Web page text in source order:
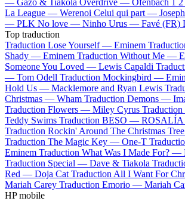
La League — Werenoi Celui qui part —
— PLK No love — Ninho Urus — Favé (FR)
Top traduction
Traduction Lose Yourself — Eminem
Shady — Eminem Traduction Without Me —
Someone You Loved — Lewis Capaldi
— Tom Odell Traduction Mockingbird —
Hold Us — Macklemore and Ryan Lewis
Christmas — Wham Traduction Demons —
Traduction Flowers — Miley Cyrus
Teddy Swims Traduction BESO — ROSALÍA
Traduction Rockin' Around The Christmas
Traduction The Magic Key — One-T
Eminem Traduction What Was I Made For? —
Traduction Special — Dave & Tiakola
Red — Doja Cat Traduction All I Want For
Mariah Carey Traduction Emorio — Mariah
HP mobile